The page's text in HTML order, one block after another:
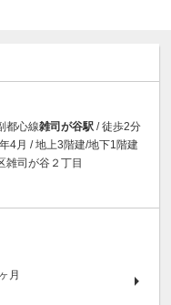
都心線雑司が谷駅 / 徒歩2分
4月 / 地上3階建/地下1階建
雑司が谷２丁目
月